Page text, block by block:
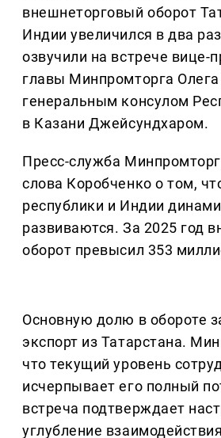
внешнеторговый оборот
Индии увеличился в два
озвучили на встрече вице-
главы Минпромторга
генеральным консулом
в Казани Джейсундхаром.
Пресс-служба
слова Коробченко о том,
республики и Индии
развиваются. За 2025 год
оборот превысил 353
Основную долю в обороте
экспорт из Татарстана.
что текущий уровень
исчерпывает его полный
встреча подтверждает
углубление